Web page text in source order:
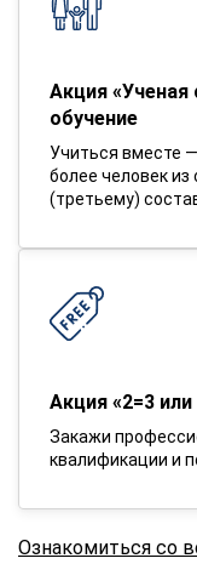
Акция «Ученая
обучение
Учиться вместе
более человек
(третьему)
Акция «2=3
Закажи
квалификации и
Ознакомиться со